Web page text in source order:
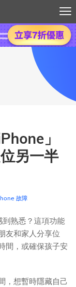
」
另一半
故障
到熟悉？這項功能
友和家人分享位
間，或確保孩子安
，想暫時隱藏自己